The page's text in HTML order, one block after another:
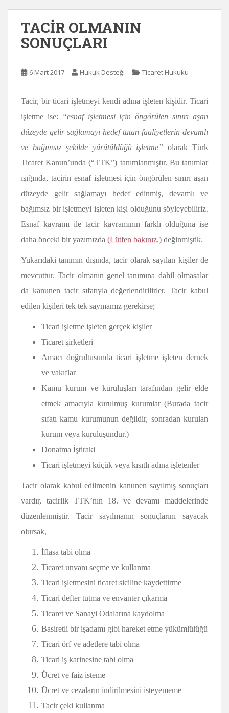
TACİR OLMANIN
SONUÇLARI
6 Mart 2017 Hukuk Desteği Ticaret Hukuku
Tacir, bir ticari işletmeyi kendi adına işleten kişidir. Ticari
işletme ise:
“esnaf işletmesi için öngörülen sınırı aşan
düzeyde gelir sağlamayı hedef tutan faaliyetlerin devamlı
ve bağımsız şekilde yürütüldüğü işletme” olarak Türk
Ticaret Kanun’unda (“TTK”) tanımlanmıştır. Bu tanımlar
ışığında, tacirin esnaf işletmesi için öngörülen sınırı aşan
düzeyde gelir sağlamayı hedef edinmiş, devamlı ve
bağımsız bir işletmeyi işleten kişi olduğunu söyleyebiliriz.
Esnaf kavramı ile tacir kavramının farklı olduğuna ise
daha önceki bir yazımızda (Lütfen bakınız.) değinmiştik.
Yukarıdaki tanımın dışında, tacir olarak sayılan kişiler de
mevcuttur. Tacir olmanın genel tanımına dahil olmasalar
da kanunen tacir sıfatıyla değerlendirilirler. Tacir kabul
edilen kişileri tek tek saymamız gerekirse;
Ticari işletme işleten gerçek kişiler
Ticaret şirketleri
Amacı doğrultusunda ticari işletme işleten dernek
ve vakıflar
Kamu kurum ve kuruluşları tarafından gelir elde
etmek amacıyla kurulmuş kurumlar (Burada tacir
sıfatı kamu kurumunun değildir, sonradan kurulan
kurum veya kuruluşundur.)
Donatma İştiraki
Ticari işletmeyi küçük veya kısıtlı adına işletenler
Tacir olarak kabul edilmenin kanunen sayılmış sonuçları
vardır, tacirlik TTK’nın 18. ve devamı maddelerinde
düzenlenmiştir. Tacir sayılmanın sonuçlarını sayacak
olursak,
İflasa tabi olma
Ticaret unvanı seçme ve kullanma
Ticari işletmesini ticaret siciline kaydettirme
Ticari defter tutma ve envanter çıkarma
Ticaret ve Sanayi Odalarına kaydolma
Basiretli bir işadamı gibi hareket etme yükümlülüğü
Ticari örf ve adetlere tabi olma
Ticari iş karinesine tabi olma
Ücret ve faiz isteme
Ücret ve cezaların indirilmesini isteyememe
Tacir çeki kullanma